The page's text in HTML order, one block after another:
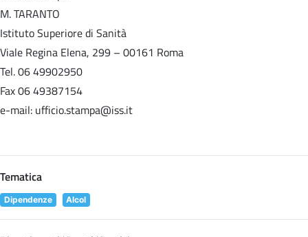
M. TARANTO
Istituto Superiore di Sanità
Viale Regina Elena, 299 – 00161 Roma
Tel. 06 49902950
Fax 06 49387154
e-mail: ufficio.stampa@iss.it
Tematica
Dipendenze Alcol